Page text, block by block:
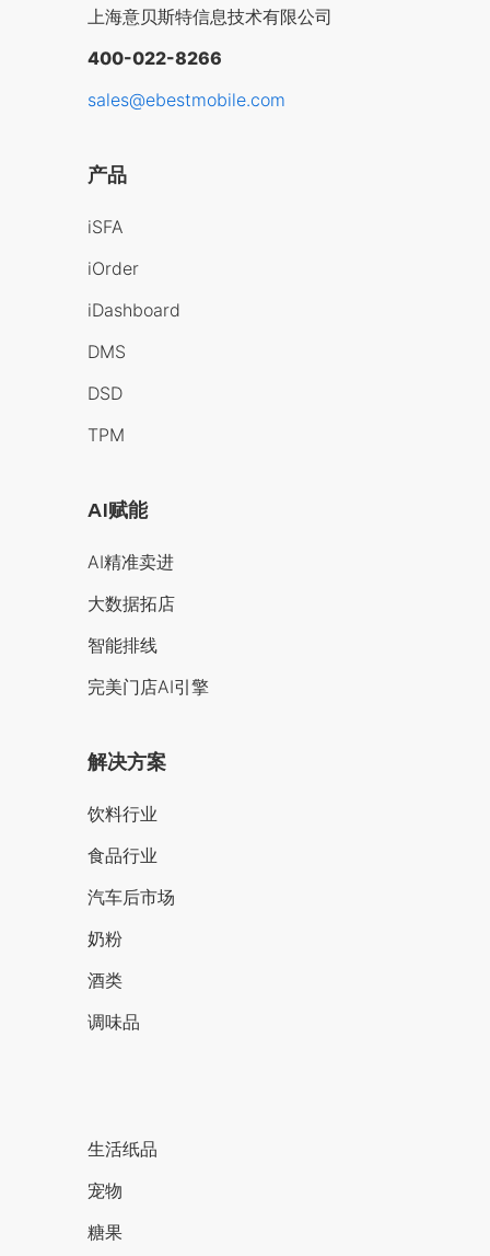
上海意贝斯特信息技术有限公司
400-022-8266
sales@ebestmobile.com
产品
iSFA
iOrder
iDashboard
DMS
DSD
TPM
AI赋能
AI精准卖进
大数据拓店
智能排线
完美门店AI引擎
解决方案
饮料行业
食品行业
汽车后市场
奶粉
酒类
调味品
生活纸品
宠物
糖果